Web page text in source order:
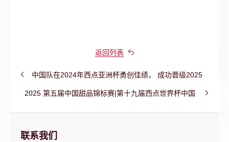
返回列表
中国队在2024年西点亚洲杯勇创佳绩， 成功晋级2025
年西点世界杯
2025 第五届中国甜品锦标赛|第十九届西点世界杯中国
联系我们